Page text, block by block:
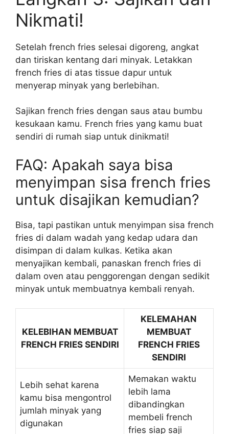
Nikmati!
Setelah french fries selesai digoreng, angkat
dan tiriskan kentang dari minyak. Letakkan
french fries di atas tissue dapur untuk
menyerap minyak yang berlebihan.
Sajikan french fries dengan saus atau bumbu
kesukaan kamu. French fries yang kamu buat
sendiri di rumah siap untuk dinikmati!
FAQ: Apakah saya bisa
menyimpan sisa french fries
untuk disajikan kemudian?
Bisa, tapi pastikan untuk menyimpan sisa french
fries di dalam wadah yang kedap udara dan
disimpan di dalam kulkas. Ketika akan
menyajikan kembali, panaskan french fries di
dalam oven atau penggorengan dengan sedikit
minyak untuk membuatnya kembali renyah.
KELEBIHAN MEMBUAT
FRENCH FRIES SENDIRI
KELEMAHAN
MEMBUAT
FRENCH FRIES
SENDIRI
Lebih sehat karena
kamu bisa mengontrol
jumlah minyak yang
digunakan
Memakan waktu
lebih lama
dibandingkan
membeli french
fries siap saji